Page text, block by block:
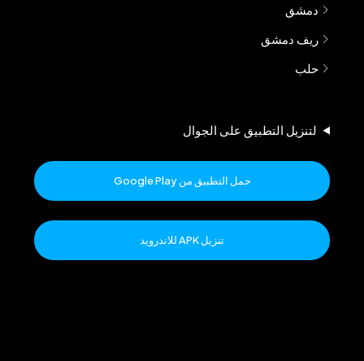
دمشق
ريف دمشق
حلب
لتنزيل التطبيق على الجوال
حمل التطبيق من Google Play
تنزيل APK للاندرويد